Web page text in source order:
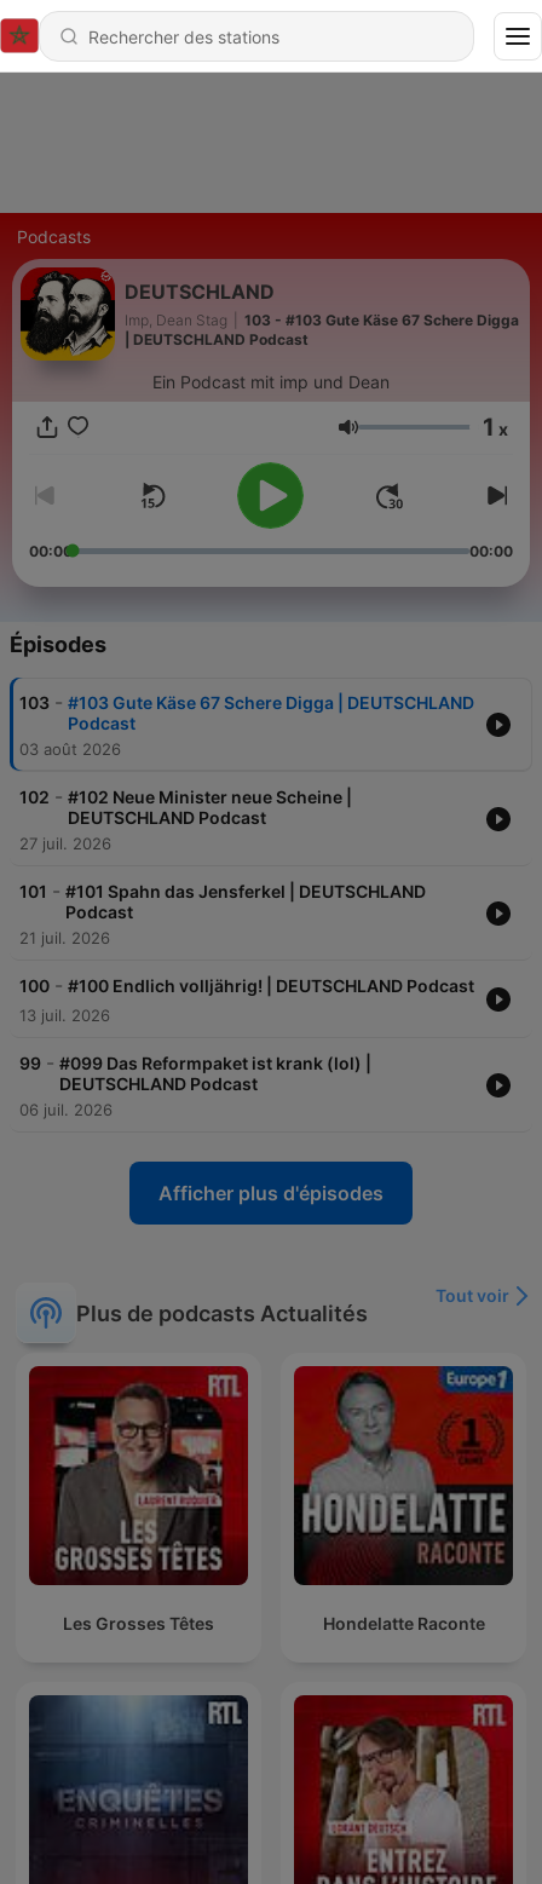
Podcasts
DEUTSCHLAND
Imp, Dean Stag
103 - #103 Gute Käse 67 Schere Digga
| DEUTSCHLAND Podcast
Ein Podcast mit imp und Dean
Volume 1 x
00:00 00:00
Épisodes
103 - #103 Gute Käse 67 Schere Digga | DEUTSCHLAND
Podcast
03 août 2026
102 - #102 Neue Minister neue Scheine |
DEUTSCHLAND Podcast
27 juil. 2026
101 - #101 Spahn das Jensferkel | DEUTSCHLAND
Podcast
21 juil. 2026
100 - #100 Endlich volljährig! | DEUTSCHLAND Podcast
13 juil. 2026
99 - #099 Das Reformpaket ist krank (lol) |
DEUTSCHLAND Podcast
06 juil. 2026
Afficher plus d'épisodes
Plus de podcasts Actualités
Tout voir
Les Grosses Têtes Hondelatte Raconte